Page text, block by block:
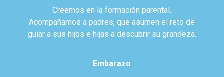
Creemos en la formación parental.
Acompañamos a padres, que asumen el reto de
guiar a sus hijos e hijas a descubrir su grandeza.
Embarazo